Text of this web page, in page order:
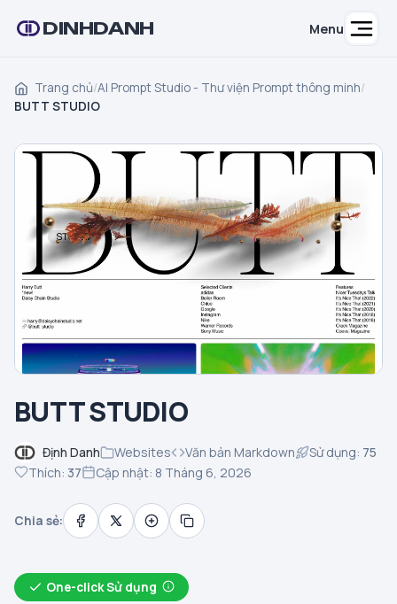
DINHDANH Menu
Trang chủ/AI Prompt Studio - Thư viện Prompt thông minh/
BUTT STUDIO
BUTT STUDIO
Định Danh Websites Văn bản Markdown Sử dụng: 75
Thích: 37 Cập nhật: 8 Tháng 6, 2026
Chia sẻ:
One-click Sử dụng